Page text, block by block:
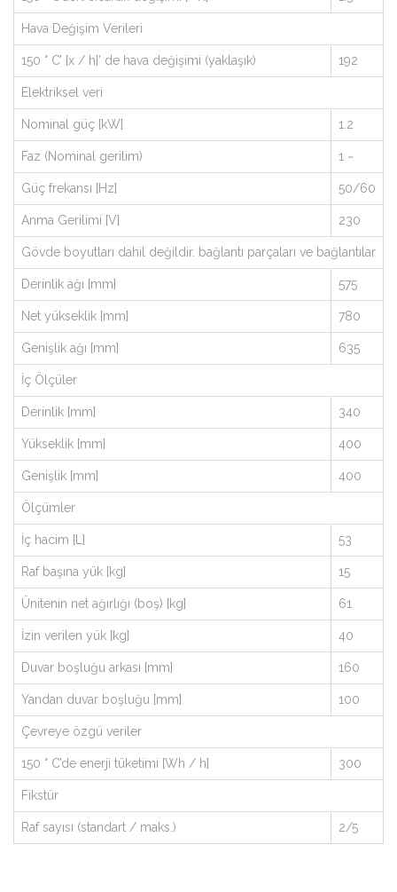
Hava Değişim Verileri
150 ° C’ [x / h]’ de hava değişimi (yaklaşık) 192
Elektriksel veri
Nominal güç [kW] 1.2
Faz (Nominal gerilim) 1 ~
Güç frekansı [Hz] 50/60
Anma Gerilimi [V] 230
Gövde boyutları dahil değildir. bağlantı parçaları ve bağlantılar
Derinlik ağı [mm] 575
Net yükseklik [mm] 780
Genişlik ağı [mm] 635
İç Ölçüler
Derinlik [mm] 340
Yükseklik [mm] 400
Genişlik [mm] 400
Ölçümler
İç hacim [L] 53
Raf başına yük [kg] 15
Ünitenin net ağırlığı (boş) [kg] 61
İzin verilen yük [kg] 40
Duvar boşluğu arkası [mm] 160
Yandan duvar boşluğu [mm] 100
Çevreye özgü veriler
150 ° C’de enerji tüketimi [Wh / h] 300
Fikstür
Raf sayısı (standart / maks.) 2/5